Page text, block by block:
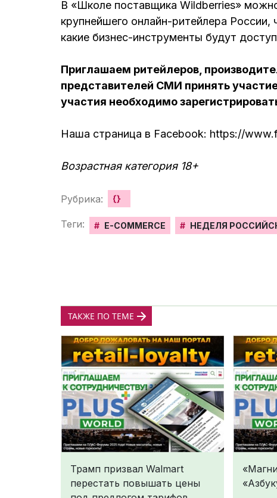
В «Школе поставщика Wildberries»
крупнейшего онлайн-ритейлера
какие бизнес-инструменты будут
Приглашаем ритейлеров,
представителей СМИ принять
участия необходимо
Наша страница в Facebook: https://
Возрастная категория 18+
Рубрика: {}
Теги: # E-COMMERCE # НЕДЕЛЯ
ТАКЖЕ ПО ТЕМЕ
Трамп призвал Walmart
перестать повышать цены